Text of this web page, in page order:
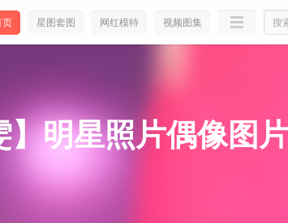
页 星图套图 网红模特 视频图集
】明星照片偶像图